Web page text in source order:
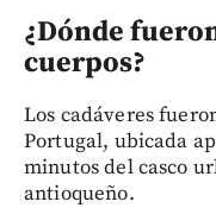
¿Dónde
cuerpos?
Los cadáveres
Portugal, ubicada
minutos del casco
antioqueño.